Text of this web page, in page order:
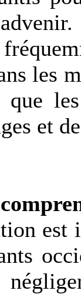
les
que
et
est